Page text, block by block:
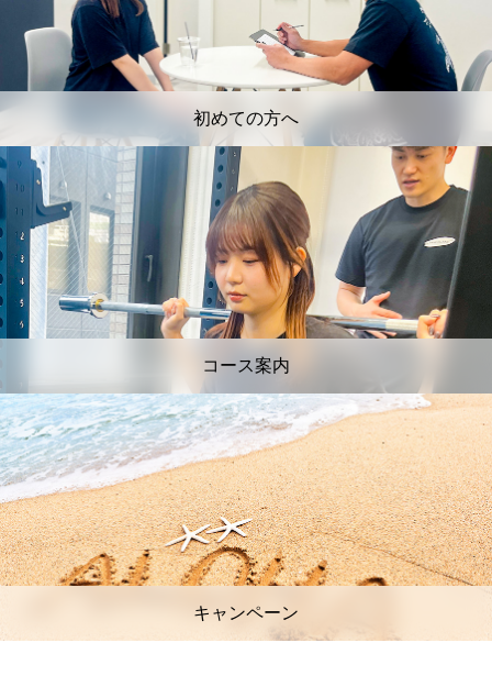
初めての方へ
コース案内
キャンペーン